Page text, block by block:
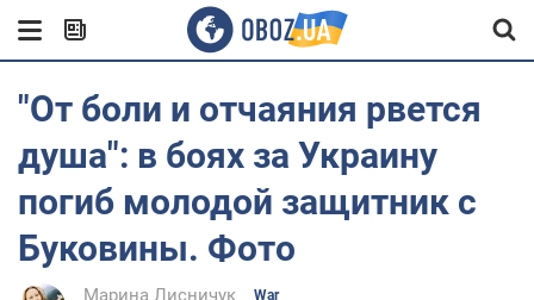
"От боли и отчаяния рвется
душа": в боях за Украину
погиб молодой защитник c
Буковины. Фото
Марина Лисничук War